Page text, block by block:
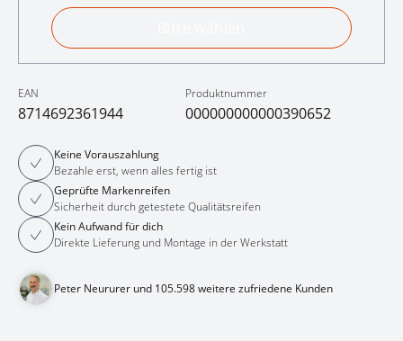
EAN
8714692361944
Produktnummer
000000000000390652
Keine Vorauszahlung
Bezahle erst, wenn alles fertig ist
Geprüfte Markenreifen
Sicherheit durch getestete Qualitätsreifen
Kein Aufwand für dich
Direkte Lieferung und Montage in der Werkstatt
Peter Neururer und 105.598 weitere zufriedene Kunden